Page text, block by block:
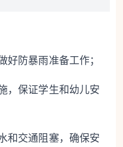
好防暴雨准备工作；
，保证学生和幼儿安
和交通阻塞，确保安